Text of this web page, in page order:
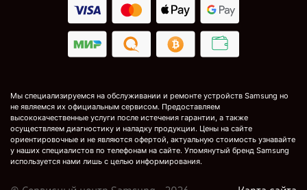
Мы специализируемся на обслуживании и ремонте устройств Samsung но
не являемся их официальным сервисом. Предоставляем
высококачественные услуги после истечения гарантии, а также
осуществляем диагностику и наладку продукции. Цены на сайте
ориентировочные и не являются офертой, актуальную стоимость узнавайте
у наших специалистов по телефонам на сайте. Упомянутый бренд Samsung
используется нами лишь с целью информирования.